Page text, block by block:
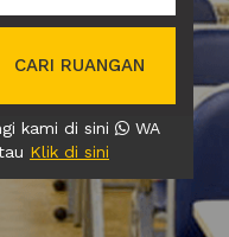
CARI RUANGAN
kami di sini
WA
Klik di sini